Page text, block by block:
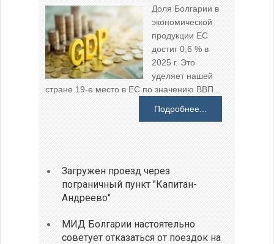
Доля Болгарии в
экономической
продукции ЕС
достиг 0,6 % в
2025 г. Это
уделяет нашей
стране 19-е место в ЕС по значению ВВП...
Подробнее...
Загружен проезд через
пограничный пункт "Капитан-
Андреево"
МИД Болгарии настоятельно
советует отказаться от поездок на